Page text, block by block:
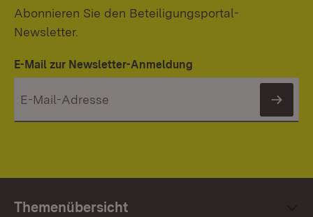
Abonnieren Sie den Beteiligungsportal-
Newsletter.
E-Mail zur Newsletter-Anmeldung
Themenübersicht